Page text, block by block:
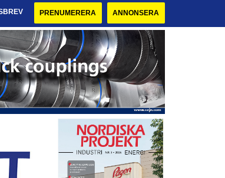
PRENUMERERA ANNONSERA